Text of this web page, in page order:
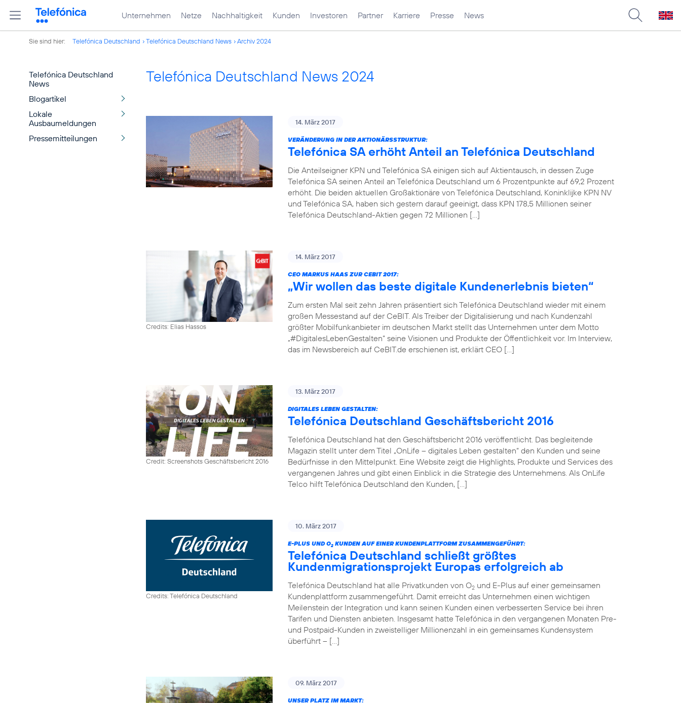
Unternehmen Netze Nachhaltigkeit Kunden Investoren Partner Karriere Presse News
Sie sind hier: Telefónica Deutschland Telefónica Deutschland News Archiv 2024
Telefónica Deutschland
News
Blogartikel
Lokale
Ausbaumeldungen
Pressemitteilungen
Telefónica Deutschland News 2024
14. März 2017
VERÄNDERUNG IN DER AKTIONÄRSSTRUKTUR:
Telefónica SA erhöht Anteil an Telefónica Deutschland
Die Anteilseigner KPN und Telefónica SA einigen sich auf Aktientausch, in dessen Zuge
Telefónica SA seinen Anteil an Telefónica Deutschland um 6 Prozentpunkte auf 69,2 Prozent
erhöht. Die beiden aktuellen Großaktionäre von Telefónica Deutschland, Koninklijke KPN NV
und Telefónica SA, haben sich gestern darauf geeinigt, dass KPN 178,5 Millionen seiner
Telefónica Deutschland-Aktien gegen 72 Millionen […]
Credits: Elias Hassos
14. März 2017
CEO MARKUS HAAS ZUR CEBIT 2017:
„Wir wollen das beste digitale Kundenerlebnis bieten“
Zum ersten Mal seit zehn Jahren präsentiert sich Telefónica Deutschland wieder mit einem
großen Messestand auf der CeBIT. Als Treiber der Digitalisierung und nach Kundenzahl
größter Mobilfunkanbieter im deutschen Markt stellt das Unternehmen unter dem Motto
„#DigitalesLebenGestalten“ seine Visionen und Produkte der Öffentlichkeit vor. Im Interview,
das im Newsbereich auf CeBIT.de erschienen ist, erklärt CEO […]
Credit: Screenshots Geschäftsbericht 2016
13. März 2017
DIGITALES LEBEN GESTALTEN:
Telefónica Deutschland Geschäftsbericht 2016
Telefónica Deutschland hat den Geschäftsbericht 2016 veröffentlicht. Das begleitende
Magazin stellt unter dem Titel „OnLife – digitales Leben gestalten“ den Kunden und seine
Bedürfnisse in den Mittelpunkt. Eine Website zeigt die Highlights, Produkte und Services des
vergangenen Jahres und gibt einen Einblick in die Strategie des Unternehmens. Als OnLife
Telco hilft Telefónica Deutschland den Kunden, […]
Credits: Telefónica Deutschland
10. März 2017
E-PLUS UND O2 KUNDEN AUF EINER KUNDENPLATTFORM ZUSAMMENGEFÜHRT:
Telefónica Deutschland schließt größtes
Kundenmigrationsprojekt Europas erfolgreich ab
Telefónica Deutschland hat alle Privatkunden von O2 und E-Plus auf einer gemeinsamen
Kundenplattform zusammengeführt. Damit erreicht das Unternehmen einen wichtigen
Meilenstein der Integration und kann seinen Kunden einen verbesserten Service bei ihren
Tarifen und Diensten anbieten. Insgesamt hatte Telefónica in den vergangenen Monaten Pre-
und Postpaid-Kunden in zweistelliger Millionenzahl in ein gemeinsames Kundensystem
überführt – […]
09. März 2017
UNSER PLATZ IM MARKT: